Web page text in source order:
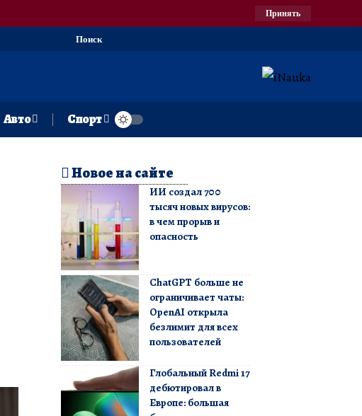
Принять
Поиск
Авто Спорт
Новое на сайте
ИИ создал 700
тысяч новых вирусов:
в чем прорыв и
опасность
ChatGPT больше не
ограничивает чаты:
OpenAI открыла
безлимит для всех
пользователей
Глобальный Redmi 17
дебютировал в
Европе: большая